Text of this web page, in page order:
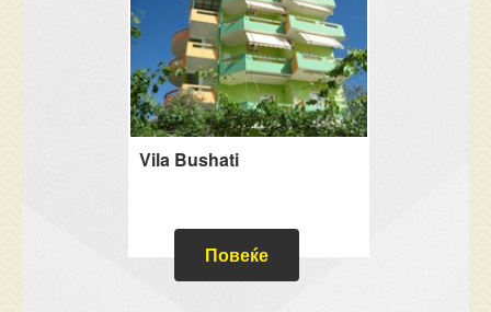
Vila Bushati
Повеќе